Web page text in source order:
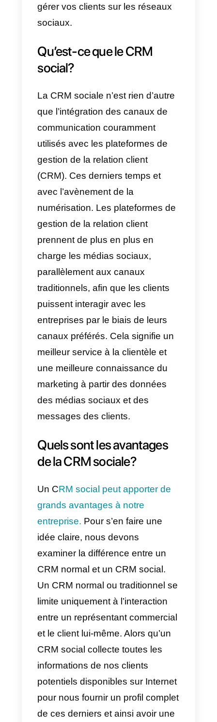
d’organiser et de donner une
les réseaux sociaux et l’internet.
expliquer ce qu’est le CRM
Leurs avantages et comment les
mettre en œuvre dans votre
entreprise. Nous vous donnerons
également des informations sur
un outil qui peut compléter votre
CRM social et vous aider à mieux
gérer vos clients sur les réseaux
sociaux.
Qu’est-ce que le CRM
social?
La CRM sociale n’est rien d’autre
que l’intégration des canaux de
communication couramment
(CRM). Ces derniers temps et
avec l’avènement de la
numérisation. Les plateformes de
gestion de la relation client
prennent de plus en plus en
charge les médias sociaux,
parallèlement aux canaux
traditionnels, afin que les clients
puissent interagir avec les
entreprises par le biais de leurs
canaux préférés. Cela signifie un
meilleur service à la clientèle et
une meilleure connaissance du
marketing à partir des données